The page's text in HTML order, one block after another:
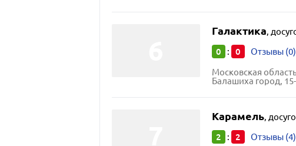
Галактика,
0 : 0 Отзывы (0)
Московская
Балашиха город,
Карамель,
2 : 2 Отзывы (4)